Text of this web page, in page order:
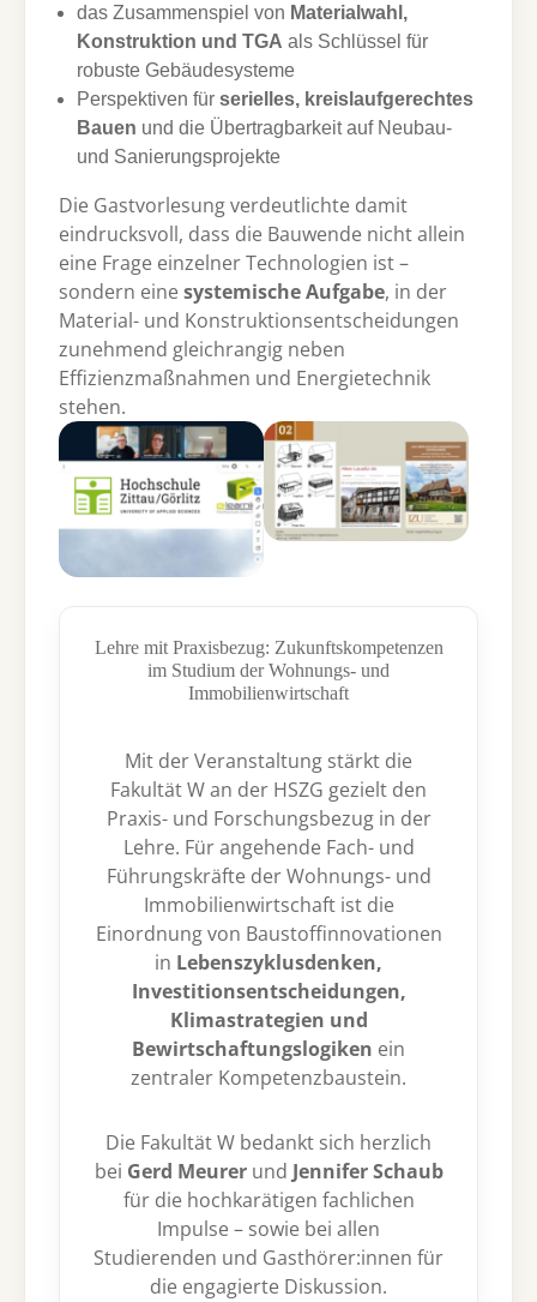
Show larger version Show larger version
das Zusammenspiel von Materialwahl,
Konstruktion und TGA als Schlüssel für
robuste Gebäudesysteme
Perspektiven für serielles, kreislaufgerechtes
Bauen und die Übertragbarkeit auf Neubau-
und Sanierungsprojekte
Die Gastvorlesung verdeutlichte damit
eindrucksvoll, dass die Bauwende nicht allein
eine Frage einzelner Technologien ist –
sondern eine systemische Aufgabe, in der
Material- und Konstruktionsentscheidungen
zunehmend gleichrangig neben
Effizienzmaßnahmen und Energietechnik
stehen.
Lehre mit Praxisbezug: Zukunftskompetenzen
im Studium der Wohnungs- und
Immobilienwirtschaft
Mit der Veranstaltung stärkt die
Fakultät W an der HSZG gezielt den
Praxis- und Forschungsbezug in der
Lehre. Für angehende Fach- und
Führungskräfte der Wohnungs- und
Immobilienwirtschaft ist die
Einordnung von Baustoffinnovationen
in Lebenszyklusdenken,
Investitionsentscheidungen,
Klimastrategien und
Bewirtschaftungslogiken ein
zentraler Kompetenzbaustein.
Die Fakultät W bedankt sich herzlich
bei Gerd Meurerund Jennifer Schaub
für die hochkarätigen fachlichen
Impulse – sowie bei allen
Studierenden und Gasthörer:innen für
die engagierte Diskussion.